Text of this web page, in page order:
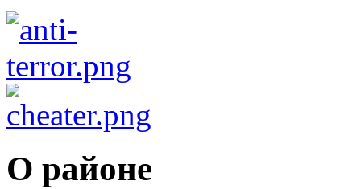
О районе